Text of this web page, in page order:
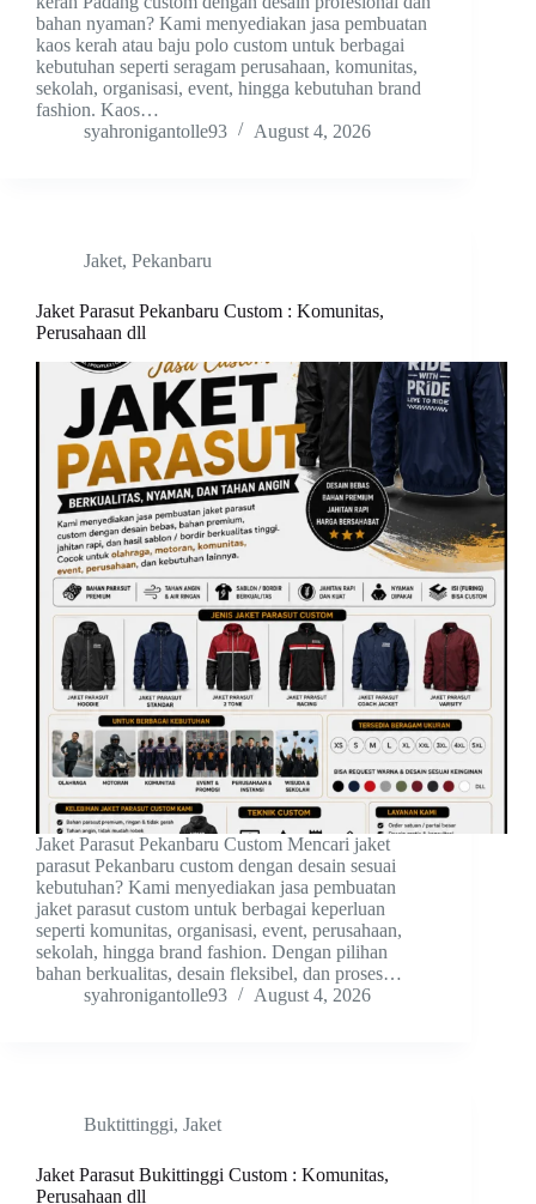
bahan nyaman? Kami menyediakan jasa pembuatan
kaos kerah atau baju polo custom untuk berbagai
kebutuhan seperti seragam perusahaan, komunitas,
sekolah, organisasi, event, hingga kebutuhan brand
fashion. Kaos…
syahronigantolle93
August 4, 2026
Jaket, Pekanbaru
Jaket Parasut Pekanbaru Custom : Komunitas,
Perusahaan dll
Jaket Parasut Pekanbaru Custom Mencari jaket
parasut Pekanbaru custom dengan desain sesuai
kebutuhan? Kami menyediakan jasa pembuatan
jaket parasut custom untuk berbagai keperluan
seperti komunitas, organisasi, event, perusahaan,
sekolah, hingga brand fashion. Dengan pilihan
bahan berkualitas, desain fleksibel, dan proses…
syahronigantolle93
August 4, 2026
Buktittinggi, Jaket
Jaket Parasut Bukittinggi Custom : Komunitas,
Perusahaan dll